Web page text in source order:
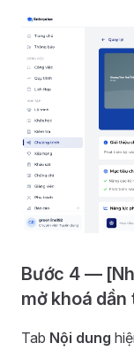
Bước 4 —
mở khoá
Tab Nội dung